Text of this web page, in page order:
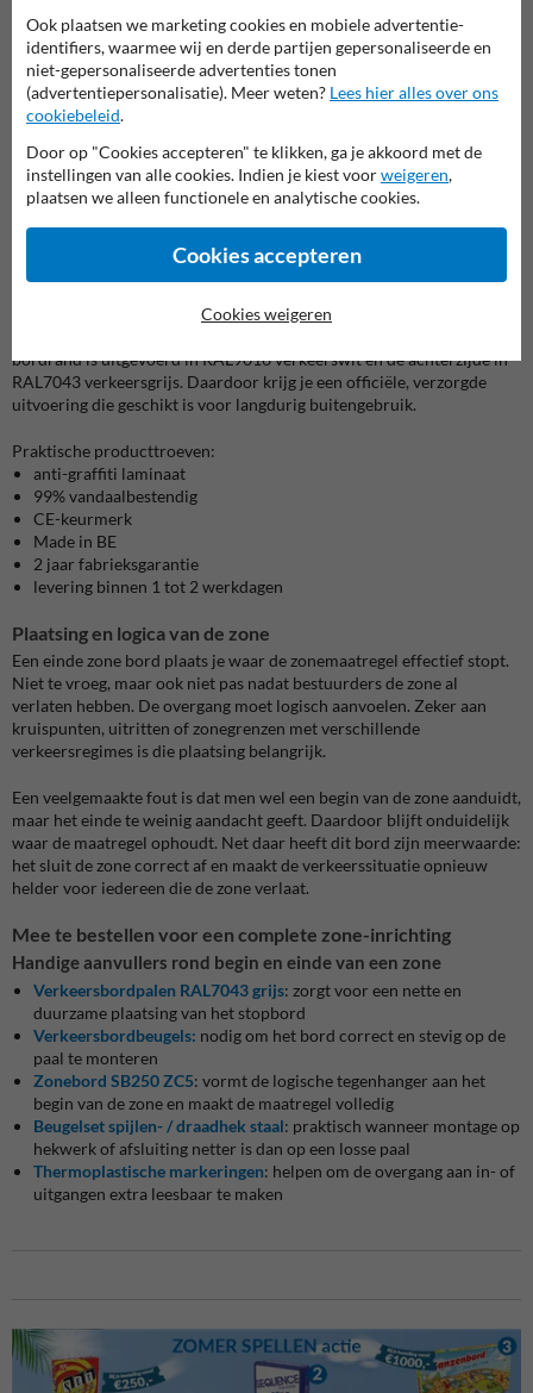
De beschikbare reflecties zijn:
klasse 1 T1500
klasse 2 T6500
klasse 3 T7500
Ook de levensduur loopt mee op:
klasse 1 minimaal 7,5 jaar
Uitvoering en afwerking
Dit SB250 zonebord is uitgevoerd in gepoedercoat aluminium met
bordrand is uitgevoerd in RAL9016 verkeerswit en de achterzijde in
RAL7043 verkeersgrijs. Daardoor krijg je een officiële, verzorgde
uitvoering die geschikt is voor langdurig buitengebruik.
Praktische producttroeven:
anti-graffiti laminaat
99% vandaalbestendig
CE-keurmerk
Made in BE
2 jaar fabrieksgarantie
levering binnen 1 tot 2 werkdagen
Plaatsing en logica van de zone
Een einde zone bord plaats je waar de zonemaatregel effectief stopt.
Niet te vroeg, maar ook niet pas nadat bestuurders de zone al
verlaten hebben. De overgang moet logisch aanvoelen. Zeker aan
kruispunten, uitritten of zonegrenzen met verschillende
verkeersregimes is die plaatsing belangrijk.
Een veelgemaakte fout is dat men wel een begin van de zone aanduidt,
maar het einde te weinig aandacht geeft. Daardoor blijft onduidelijk
waar de maatregel ophoudt. Net daar heeft dit bord zijn meerwaarde:
het sluit de zone correct af en maakt de verkeerssituatie opnieuw
helder voor iedereen die de zone verlaat.
Mee te bestellen voor een complete zone-inrichting
Handige aanvullers rond begin en einde van een zone
Verkeersbordpalen RAL7043 grijs: zorgt voor een nette en
duurzame plaatsing van het stopbord
Verkeersbordbeugels: nodig om het bord correct en stevig op de
paal te monteren
Zonebord SB250 ZC5: vormt de logische tegenhanger aan het
begin van de zone en maakt de maatregel volledig
Beugelset spijlen- / draadhek staal: praktisch wanneer montage op
hekwerk of afsluiting netter is dan op een losse paal
Thermoplastische markeringen: helpen om de overgang aan in- of
uitgangen extra leesbaar te maken
Ook plaatsen we marketing cookies en mobiele advertentie-
identifiers, waarmee wij en derde partijen gepersonaliseerde en
niet-gepersonaliseerde advertenties tonen
(advertentiepersonalisatie). Meer weten? Lees hier alles over ons
cookiebeleid.
Door op "Cookies accepteren" te klikken, ga je akkoord met de
instellingen van alle cookies. Indien je kiest voorweigeren,
plaatsen we alleen functionele en analytische cookies.
Cookies accepteren
Cookies weigeren